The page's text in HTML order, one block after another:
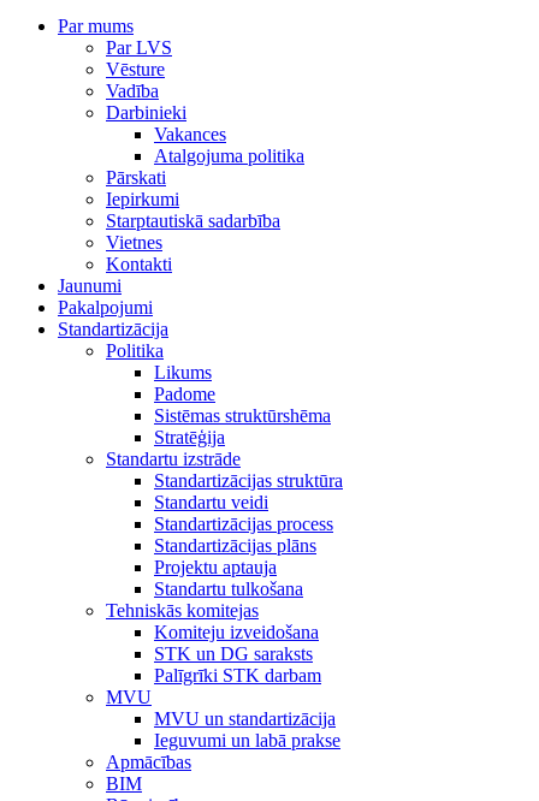
Par mums
Par LVS
Vēsture
Vadība
Darbinieki
Vakances
Atalgojuma politika
Pārskati
Iepirkumi
Starptautiskā sadarbība
Vietnes
Kontakti
Jaunumi
Pakalpojumi
Standartizācija
Politika
Likums
Padome
Sistēmas struktūrshēma
Stratēģija
Standartu izstrāde
Standartizācijas struktūra
Standartu veidi
Standartizācijas process
Standartizācijas plāns
Projektu aptauja
Standartu tulkošana
Tehniskās komitejas
Komiteju izveidošana
STK un DG saraksts
Palīgrīki STK darbam
MVU
MVU un standartizācija
Ieguvumi un labā prakse
Apmācības
BIM